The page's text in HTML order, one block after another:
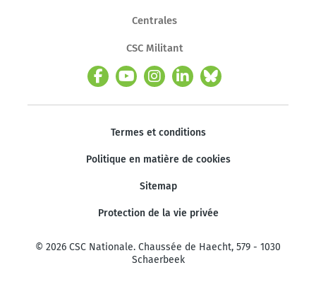
Centrales
CSC Militant
Termes et conditions
Politique en matière de cookies
Sitemap
Protection de la vie privée
© 2026 CSC Nationale. Chaussée de Haecht, 579 - 1030
Schaerbeek